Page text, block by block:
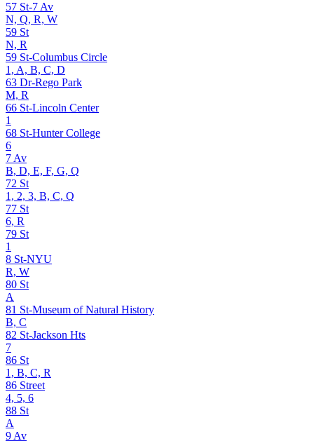
57 St-7 Av
N, Q, R, W
59 St
N, R
59 St-Columbus Circle
1, A, B, C, D
63 Dr-Rego Park
M, R
66 St-Lincoln Center
1
68 St-Hunter College
6
7 Av
B, D, E, F, G, Q
72 St
1, 2, 3, B, C, Q
77 St
6, R
79 St
1
8 St-NYU
R, W
80 St
A
81 St-Museum of Natural History
B, C
82 St-Jackson Hts
7
86 St
1, B, C, R
86 Street
4, 5, 6
88 St
A
9 Av